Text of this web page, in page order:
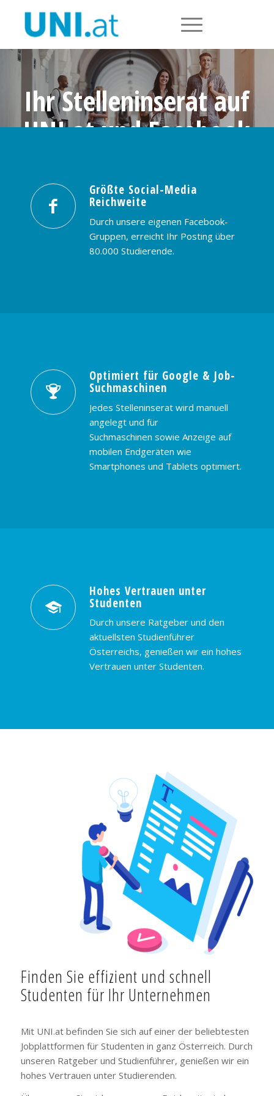
Ihr Stelleninserat auf
UNI.at und Facebook
PREISE & BUCHUNG KONTAKT
Größte Social-Media
Reichweite
Durch unsere eigenen Facebook-
Gruppen, erreicht Ihr Posting über
80.000 Studierende.
Optimiert für Google & Job-
Suchmaschinen
Jedes Stelleninserat wird manuell
angelegt und für
Suchmaschinen sowie Anzeige auf
mobilen Endgeräten wie
Smartphones und Tablets optimiert.
Hohes Vertrauen unter
Studenten
Durch unsere Ratgeber und den
aktuellsten Studienführer
Österreichs, genießen wir ein hohes
Vertrauen unter Studenten.
Finden Sie effizient und schnell
Studenten für Ihr Unternehmen
Mit UNI.at befinden Sie sich auf einer der beliebtesten
Jobplattformen für Studenten in ganz Österreich. Durch
unseren Ratgeber und Studienführer, genießen wir ein
hohes Vertrauen unter Studierenden.